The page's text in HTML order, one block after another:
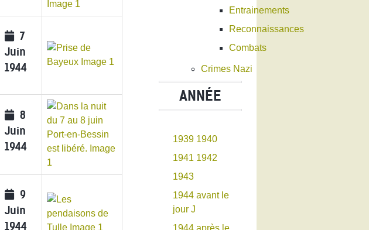
7
Juin
1944
8
Juin
1944
9
Juin
1944
Entrainements
Reconnaissances
Combats
Crimes Nazi
ANNÉE
1939 1940
1941 1942
1943
1944 avant le
jour J
1944 après le